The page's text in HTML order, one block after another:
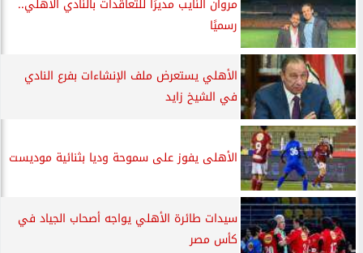
رسميًا
الأهلي يستعرض ملف الإنشاءات بفرع النادي
في الشيخ زايد
الأهلى يفوز على سموحة وديا بثنائية موديست
سيدات طائرة الأهلي يواجه أصحاب الجياد في
كأس مصر